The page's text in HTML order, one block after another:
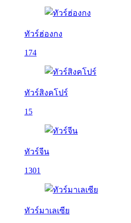
ทัวร์ฮ่องกง
174
ทัวร์สิงคโปร์
15
ทัวร์จีน
1301
ทัวร์มาเลเซีย